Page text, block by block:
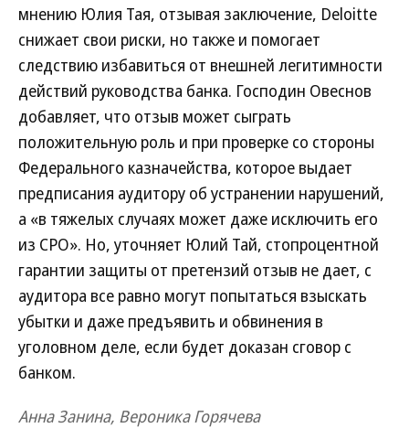
мнению Юлия Тая, отзывая заключение, Deloitte
снижает свои риски, но также и помогает
следствию избавиться от внешней легитимности
действий руководства банка. Господин Овеснов
добавляет, что отзыв может сыграть
положительную роль и при проверке со стороны
Федерального казначейства, которое выдает
предписания аудитору об устранении нарушений,
а «в тяжелых случаях может даже исключить его
из СРО». Но, уточняет Юлий Тай, стопроцентной
гарантии защиты от претензий отзыв не дает, с
аудитора все равно могут попытаться взыскать
убытки и даже предъявить и обвинения в
уголовном деле, если будет доказан сговор с
банком.
Анна Занина, Вероника Горячева